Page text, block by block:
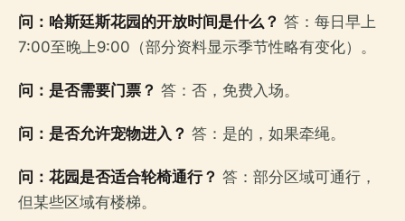
问：哈斯廷斯花园的开放时间是什么？ 答：每日早上
7:00至晚上9:00（部分资料显示季节性略有变化）。
问：是否需要门票？ 答：否，免费入场。
问：是否允许宠物进入？ 答：是的，如果牵绳。
问：花园是否适合轮椅通行？ 答：部分区域可通行，
但某些区域有楼梯。